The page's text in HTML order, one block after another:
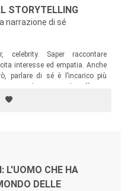
STORYTELLING
narrazione di sé
celebrity. Saper raccontare
interesse ed empatia. Anche
parlare di sé è l’incarico più
della pagina bianca.
L'UOMO CHE HA
DELLE